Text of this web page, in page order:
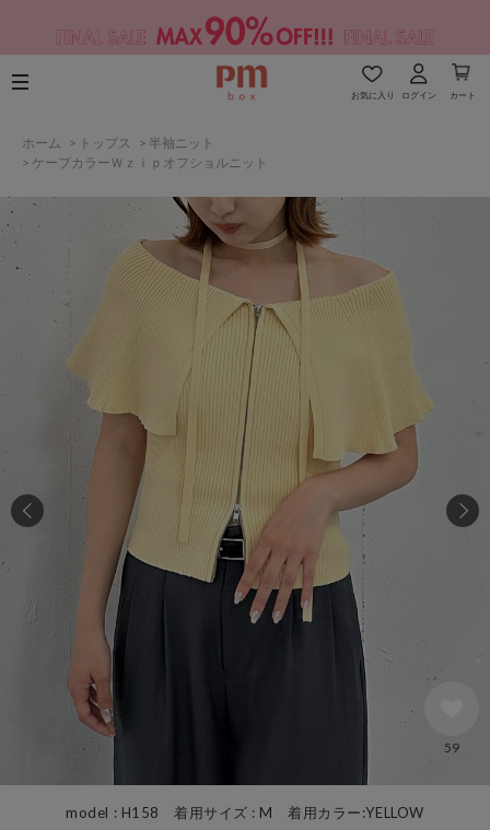
お気に入り ログイン カート
ホーム > トップス > 半袖ニット
> ケープカラーＷｚｉｐオフショルニット
model : H158 着用サイズ : M 着用カラー:YELLOW
59